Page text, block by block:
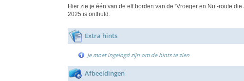
Hier zie je één van de elf borden van de ‘Vroeger en Nu’-route
2025 is onthuld.
Extra hints
Je moet ingelogd zijn om de hints te zien
Afbeeldingen